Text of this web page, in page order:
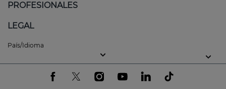
PROFESIONALES
LEGAL
País/Idioma